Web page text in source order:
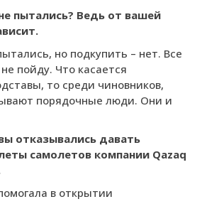
пытались? Ведь от вашей
но подкупить – нет. Все
пойду. Что касается
то среди чиновников,
порядочные люди. Они и
отказывались давать
самолетов компании Qazaq
в открытии